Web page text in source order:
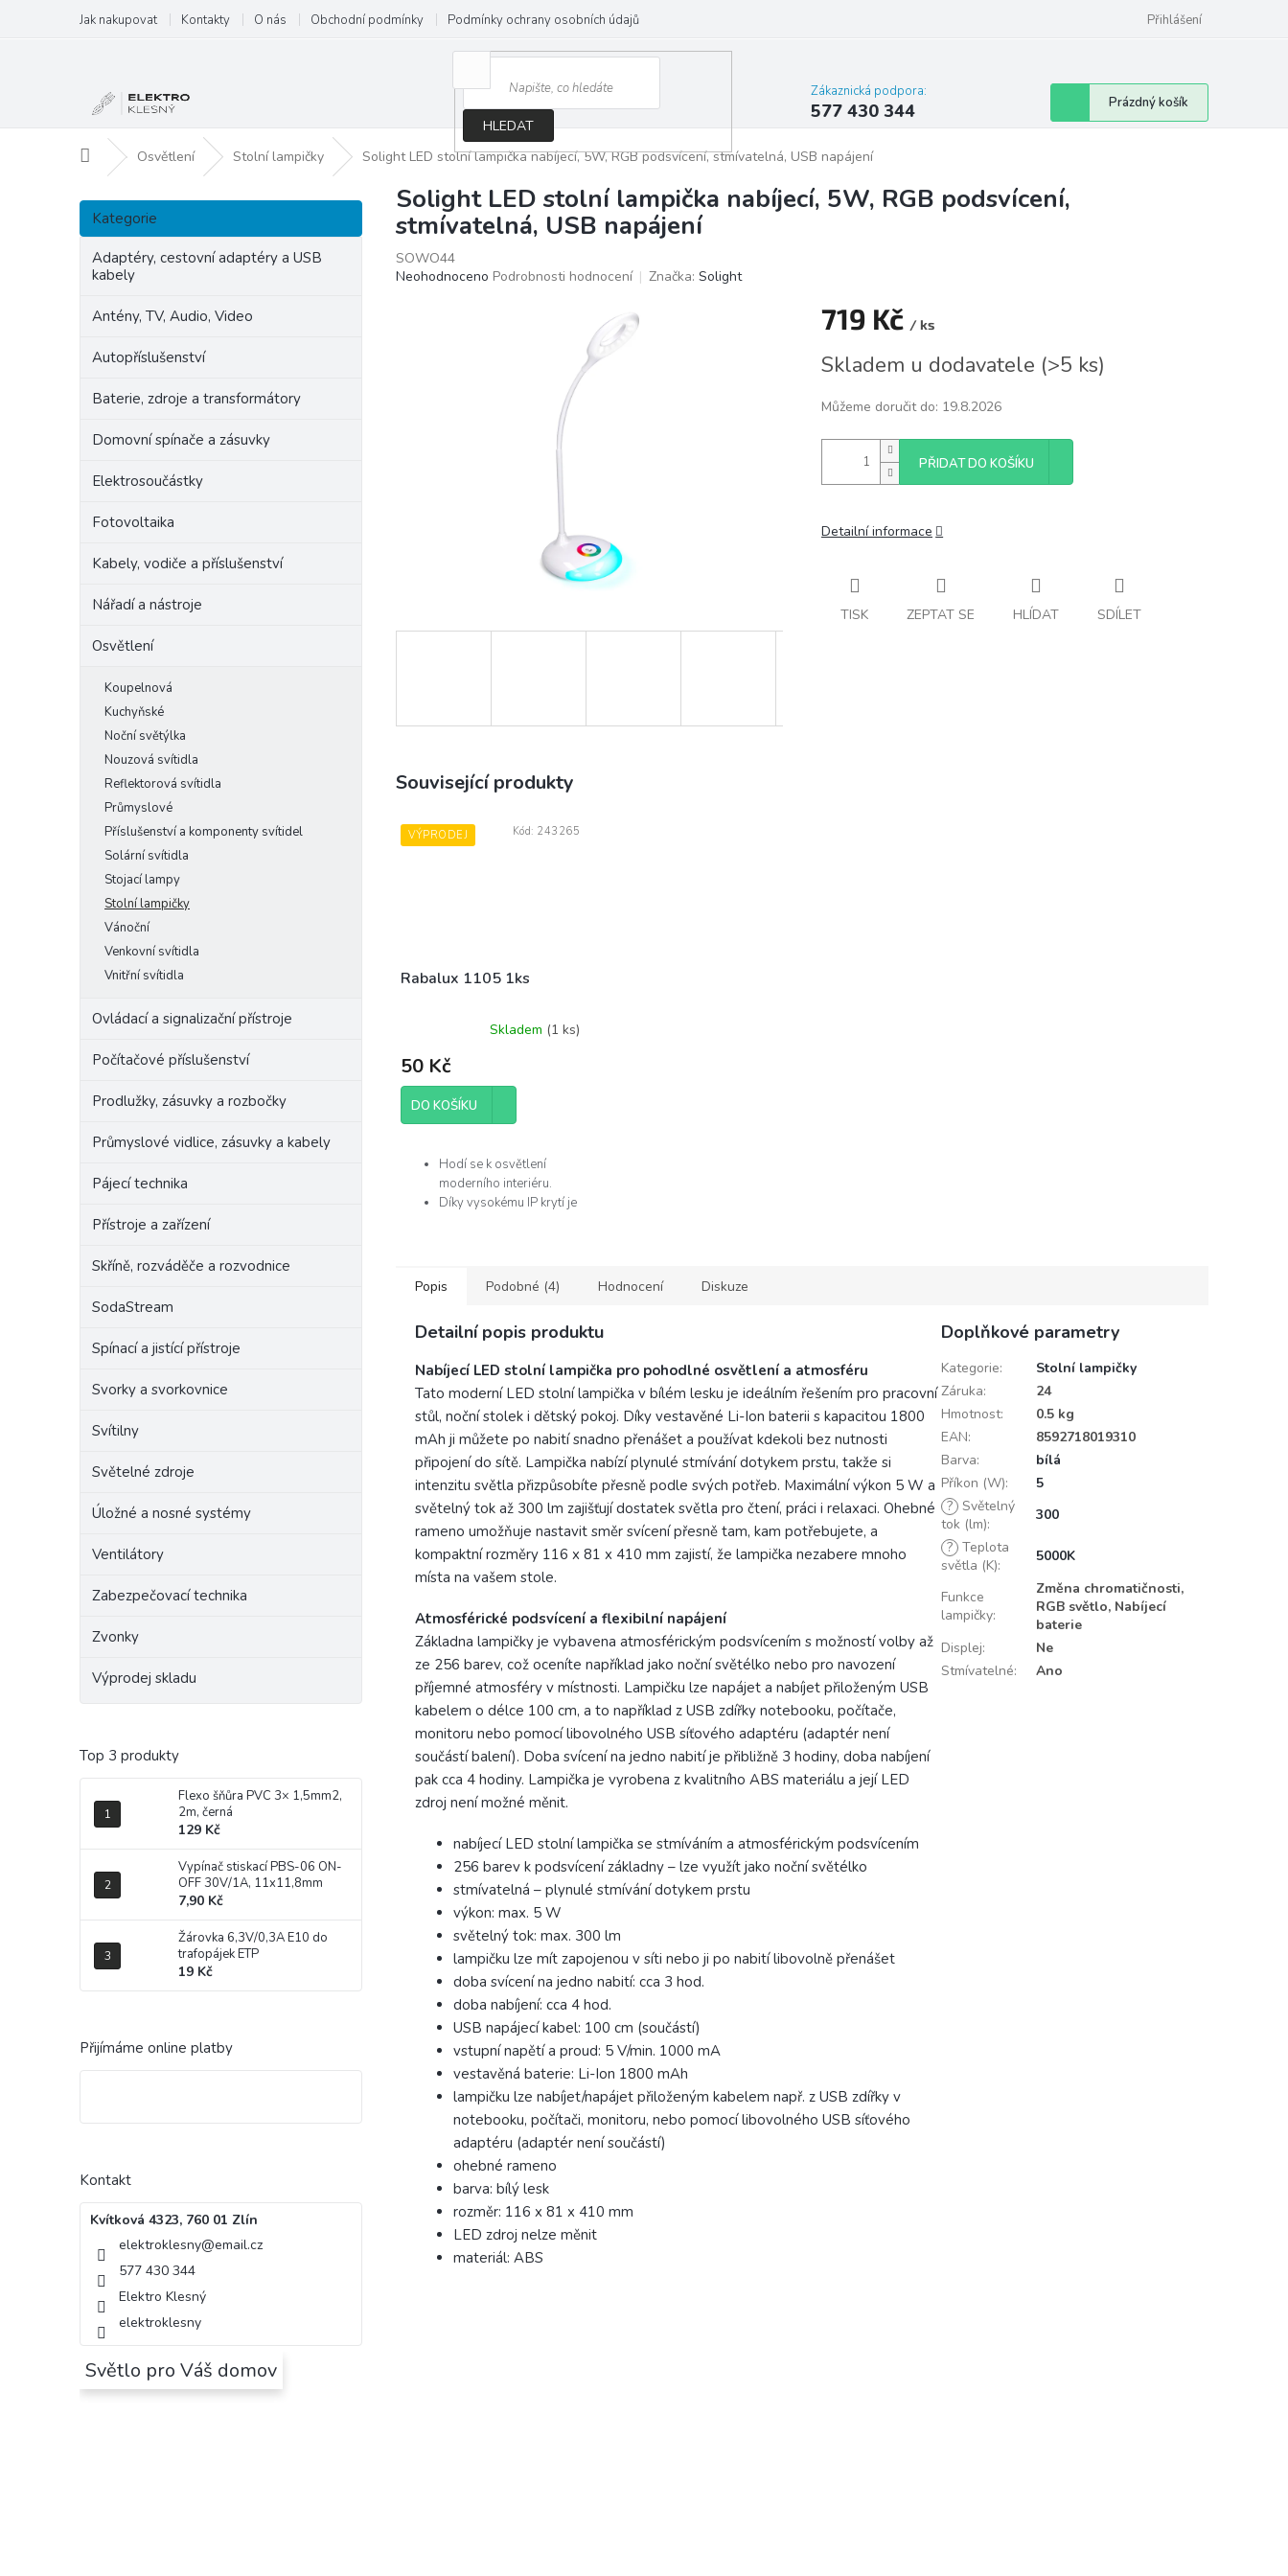
obsah
Jak nakupovat Kontakty O nás Obchodní podmínky Podmínky ochrany osobních údajů Přihlášení
HLEDAT
Zákaznická podpora:
577 430 344
Nákupní
košík
Prázdný košík
Domů Osvětlení Stolní lampičky Solight LED stolní lampička nabíjecí, 5W, RGB podsvícení, stmívatelná, USB napájení
P
s
Přeskočit
kategorie
Kategorie
Adaptéry, cestovní adaptéry a USB
kabely
Antény, TV, Audio, Video
Autopříslušenství
Baterie, zdroje a transformátory
Domovní spínače a zásuvky
Elektrosoučástky
Fotovoltaika
Kabely, vodiče a příslušenství
Nářadí a nástroje
Osvětlení
Koupelnová
Kuchyňské
Noční světýlka
Nouzová svítidla
Reflektorová svítidla
Průmyslové
Příslušenství a komponenty svítidel
Solární svítidla
Stojací lampy
Stolní lampičky
Vánoční
Venkovní svítidla
Vnitřní svítidla
Ovládací a signalizační přístroje
Počítačové příslušenství
Prodlužky, zásuvky a rozbočky
Průmyslové vidlice, zásuvky a kabely
Pájecí technika
Přístroje a zařízení
Skříně, rozváděče a rozvodnice
SodaStream
Spínací a jistící přístroje
Svorky a svorkovnice
Svítilny
Světelné zdroje
Úložné a nosné systémy
Ventilátory
Zabezpečovací technika
Zvonky
Výprodej skladu
Top 3 produkty
Flexo šňůra PVC 3× 1,5mm2,
2m, černá
129 Kč
Vypínač stiskací PBS-06 ON-
OFF 30V/1A, 11x11,8mm
7,90 Kč
Žárovka 6,3V/0,3A E10 do
trafopájek ETP
19 Kč
Přijímáme online platby
Kontakt
Kvítková 4323, 760 01 Zlín
elektroklesny@email.cz
577 430 344
Elektro Klesný
elektroklesny
Světlo pro Váš domov
Solight LED stolní lampička nabíjecí, 5W, RGB podsvícení,
stmívatelná, USB napájení
SOWO44
Průměrné
Neohodnoceno Podrobnosti hodnocení Značka: Solight
719 Kč / ks
cena:
Skladem u dodavatele (>5 ks)
Můžeme doručit do: 19.8.2026
PŘIDAT DO KOŠÍKU
Detailní informace
TISK ZEPTAT SE HLÍDAT SDÍLET
Související produkty
VÝPRODEJ
Rabalux 1105 1ks
Skladem (1 ks)
50 Kč
DO KOŠÍKU
Hodí se k osvětlení
moderního interiéru.
Díky vysokému IP krytí je
balení.
Kód: 243265
Popis Podobné (4) Hodnocení Diskuze
Detailní popis produktu
Nabíjecí LED stolní lampička pro pohodlné osvětlení a atmosféru
Tato moderní LED stolní lampička v bílém lesku je ideálním řešením pro pracovní
stůl, noční stolek i dětský pokoj. Díky vestavěné Li-Ion baterii s kapacitou 1800
mAh ji můžete po nabití snadno přenášet a používat kdekoli bez nutnosti
připojení do sítě. Lampička nabízí plynulé stmívání dotykem prstu, takže si
intenzitu světla přizpůsobíte přesně podle svých potřeb. Maximální výkon 5 W a
světelný tok až 300 lm zajišťují dostatek světla pro čtení, práci i relaxaci. Ohebné
rameno umožňuje nastavit směr svícení přesně tam, kam potřebujete, a
kompaktní rozměry 116 x 81 x 410 mm zajistí, že lampička nezabere mnoho
místa na vašem stole.
Atmosférické podsvícení a flexibilní napájení
Základna lampičky je vybavena atmosférickým podsvícením s možností volby až
ze 256 barev, což oceníte například jako noční světélko nebo pro navození
příjemné atmosféry v místnosti. Lampičku lze napájet a nabíjet přiloženým USB
kabelem o délce 100 cm, a to například z USB zdířky notebooku, počítače,
monitoru nebo pomocí libovolného USB síťového adaptéru (adaptér není
součástí balení). Doba svícení na jedno nabití je přibližně 3 hodiny, doba nabíjení
pak cca 4 hodiny. Lampička je vyrobena z kvalitního ABS materiálu a její LED
zdroj není možné měnit.
nabíjecí LED stolní lampička se stmíváním a atmosférickým podsvícením
256 barev k podsvícení základny – lze využít jako noční světélko
stmívatelná – plynulé stmívání dotykem prstu
výkon: max. 5 W
světelný tok: max. 300 lm
lampičku lze mít zapojenou v síti nebo ji po nabití libovolně přenášet
doba svícení na jedno nabití: cca 3 hod.
doba nabíjení: cca 4 hod.
USB napájecí kabel: 100 cm (součástí)
vstupní napětí a proud: 5 V/min. 1000 mA
vestavěná baterie: Li-Ion 1800 mAh
lampičku lze nabíjet/napájet přiloženým kabelem např. z USB zdířky v
notebooku, počítači, monitoru, nebo pomocí libovolného USB síťového
adaptéru (adaptér není součástí)
ohebné rameno
barva: bílý lesk
rozměr: 116 x 81 x 410 mm
LED zdroj nelze měnit
materiál: ABS
Doplňkové parametry
Kategorie:
Stolní lampičky
Záruka:
24
Hmotnost:
0.5 kg
EAN:
8592718019310
Barva:
bílá
Příkon (W):
5
? Světelný
tok (lm):
300
? Teplota
světla (K):
5000K
Funkce
lampičky:
Změna chromatičnosti,
RGB světlo, Nabíjecí
baterie
Displej:
Ne
Stmívatelné: Ano